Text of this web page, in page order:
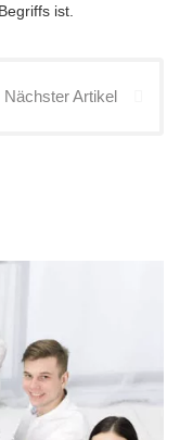
ist.
Nächster Artikel